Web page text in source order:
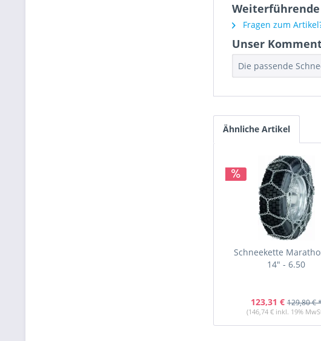
Weiterführende
Fragen zum
Unser
Die passende
Ähnliche Artikel
Schneekette
14" - 6.50
123,31 € 129,80 €
(146,74 € inkl. 19%